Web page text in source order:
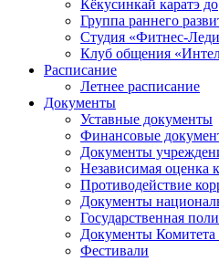
Кёкусинкай каратэ до
Группа раннего
Cтудия «Фитнес-
Клуб общения
Расписание
Летнее расписание
Документы
Уставные документы
Финансовые
Документы
Независимая оценка
Противодействие
Документы
Государственная
Документы Комитета
Фестивали